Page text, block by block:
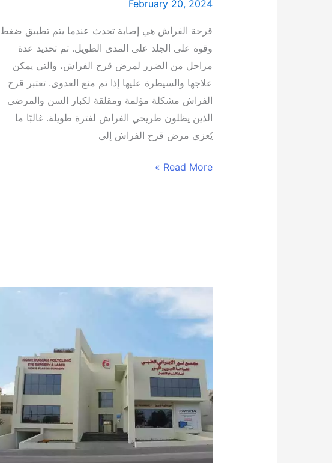
February 20, 2024
قرحة الفراش هي إصابة تحدث عندما يتم تطبيق ضغط
وقوة على الجلد على المدى الطويل. تم تحديد عدة
مراحل من الضرر لمرض قرح الفراش، والتي يمكن
علاجها والسيطرة عليها إذا تم منع العدوى. تعتبر قرح
الفراش مشكلة مؤلمة ومقلقة لكبار السن والمرضى
الذين يظلون طريحي الفراش لفترة طويلة. غالبًا ما
يُعزى مرض قرح الفراش إلى
إيران
شیراز
Read More »
النور
في
سلطنة
عمان
وفروعها
في
إيران